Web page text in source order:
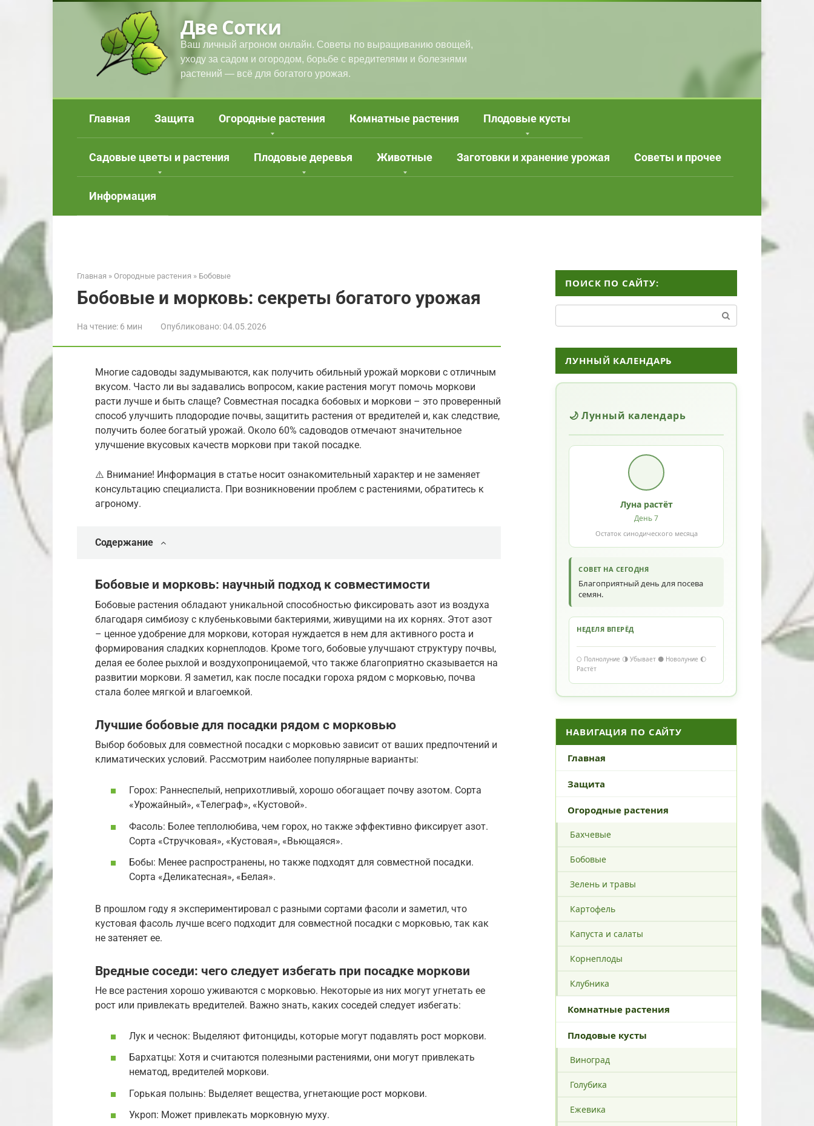
Две Сотки
Ваш личный агроном онлайн. Советы по выращиванию овощей,
уходу за садом и огородом, борьбе с вредителями и болезнями
растений — всё для богатого урожая.
Главная Защита Огородные растения Комнатные растения Плодовые кусты
Садовые цветы и растения Плодовые деревья Животные Заготовки и хранение урожая Советы и прочее
Информация
Главная » Огородные растения » Бобовые
Бобовые и морковь: секреты богатого урожая
На чтение: 6 мин Опубликовано: 04.05.2026
Многие садоводы задумываются, как получить обильный урожай моркови с отличным
вкусом. Часто ли вы задавались вопросом, какие растения могут помочь моркови
расти лучше и быть слаще? Совместная посадка бобовых и моркови – это проверенный
способ улучшить плодородие почвы, защитить растения от вредителей и, как следствие,
получить более богатый урожай. Около 60% садоводов отмечают значительное
улучшение вкусовых качеств моркови при такой посадке.
⚠️ Внимание! Информация в статье носит ознакомительный характер и не заменяет
консультацию специалиста. При возникновении проблем с растениями, обратитесь к
агроному.
Содержание
Бобовые и морковь: научный подход к совместимости
Бобовые растения обладают уникальной способностью фиксировать азот из воздуха
благодаря симбиозу с клубеньковыми бактериями, живущими на их корнях. Этот азот
– ценное удобрение для моркови, которая нуждается в нем для активного роста и
формирования сладких корнеплодов. Кроме того, бобовые улучшают структуру почвы,
делая ее более рыхлой и воздухопроницаемой, что также благоприятно сказывается на
развитии моркови. Я заметил, как после посадки гороха рядом с морковью, почва
стала более мягкой и влагоемкой.
Лучшие бобовые для посадки рядом с морковью
Выбор бобовых для совместной посадки с морковью зависит от ваших предпочтений и
климатических условий. Рассмотрим наиболее популярные варианты:
Горох: Раннеспелый, неприхотливый, хорошо обогащает почву азотом. Сорта
«Урожайный», «Телеграф», «Кустовой».
Фасоль: Более теплолюбива, чем горох, но также эффективно фиксирует азот.
Сорта «Стручковая», «Кустовая», «Вьющаяся».
Бобы: Менее распространены, но также подходят для совместной посадки.
Сорта «Деликатесная», «Белая».
В прошлом году я экспериментировал с разными сортами фасоли и заметил, что
кустовая фасоль лучше всего подходит для совместной посадки с морковью, так как
не затеняет ее.
Вредные соседи: чего следует избегать при посадке моркови
Не все растения хорошо уживаются с морковью. Некоторые из них могут угнетать ее
рост или привлекать вредителей. Важно знать, каких соседей следует избегать:
Лук и чеснок: Выделяют фитонциды, которые могут подавлять рост моркови.
Бархатцы: Хотя и считаются полезными растениями, они могут привлекать
нематод, вредителей моркови.
Горькая полынь: Выделяет вещества, угнетающие рост моркови.
Укроп: Может привлекать морковную муху.
ПОИСК ПО САЙТУ:
ЛУННЫЙ КАЛЕНДАРЬ
🌙 Лунный календарь
Луна растёт
День 7
Остаток синодического месяца
СОВЕТ НА СЕГОДНЯ
Благоприятный день для посева
семян.
НЕДЕЛЯ ВПЕРЁД
🌕 Полнолуние 🌗 Убывает 🌑 Новолуние 🌔
Растёт
НАВИГАЦИЯ ПО САЙТУ
Главная
Защита
Огородные растения
Бахчевые
Бобовые
Зелень и травы
Картофель
Капуста и салаты
Корнеплоды
Клубника
Комнатные растения
Плодовые кусты
Виноград
Голубика
Ежевика